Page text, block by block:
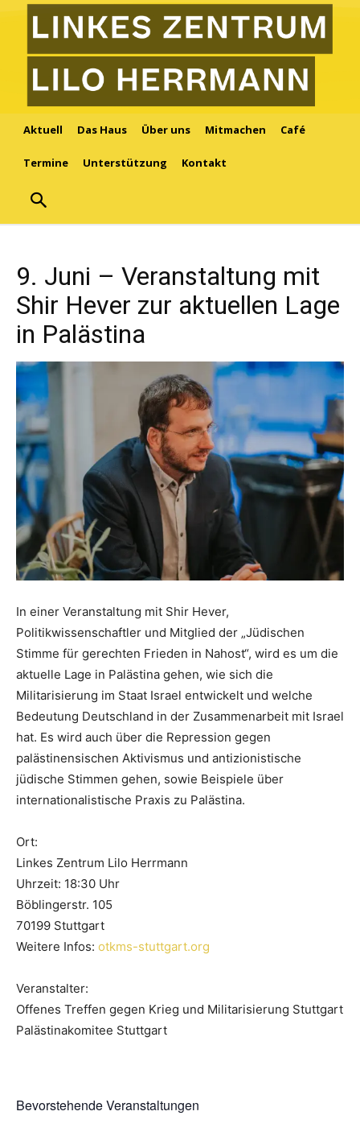
Aktuell Das Haus Über uns Mitmachen Café
Termine Unterstützung Kontakt
9. Juni – Veranstaltung mit
Shir Hever zur aktuellen Lage
in Palästina
In einer Veranstaltung mit Shir Hever,
Politikwissenschaftler und Mitglied der „Jüdischen
Stimme für gerechten Frieden in Nahost“, wird es um die
aktuelle Lage in Palästina gehen, wie sich die
Militarisierung im Staat Israel entwickelt und welche
Bedeutung Deutschland in der Zusammenarbeit mit Israel
hat. Es wird auch über die Repression gegen
palästinensischen Aktivismus und antizionistische
jüdische Stimmen gehen, sowie Beispiele über
internationalistische Praxis zu Palästina.
Ort:
Linkes Zentrum Lilo Herrmann
Uhrzeit: 18:30 Uhr
Böblingerstr. 105
70199 Stuttgart
Weitere Infos: otkms-stuttgart.org
Veranstalter:
Offenes Treffen gegen Krieg und Militarisierung Stuttgart
Palästinakomitee Stuttgart
Bevorstehende Veranstaltungen